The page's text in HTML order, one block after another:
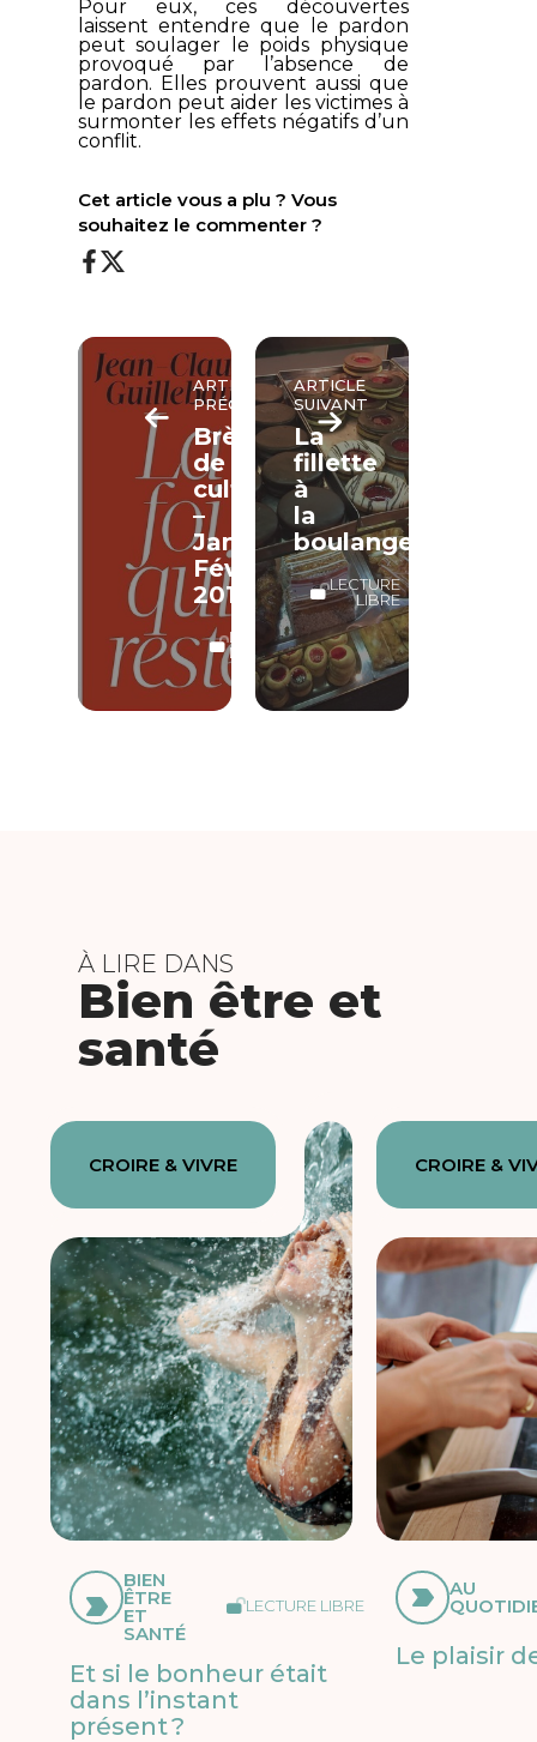
Pour eux, ces découvertes
laissent entendre que le pardon
peut soulager le poids physique
provoqué par l’absence de
pardon. Elles prouvent aussi que
le pardon peut aider les victimes à
surmonter les effets négatifs d’un
conflit.
Cet article vous a plu ? Vous
souhaitez le commenter ?
ARTICLE
PRÉCÉDENT
Brèves
de
culture
–
Janvier-
Février
2018
LECTURE
LIBRE
ARTICLE
SUIVANT
La
fillette
à
la
boulangerie
LECTURE
LIBRE
À LIRE DANS
Bien être et
santé
CROIRE & VIVRE
BIEN
ÊTRE
ET
SANTÉ
LECTURE LIBRE
Et si le bonheur était
dans l’instant
présent ?
CROIRE &
AU
Le plaisir